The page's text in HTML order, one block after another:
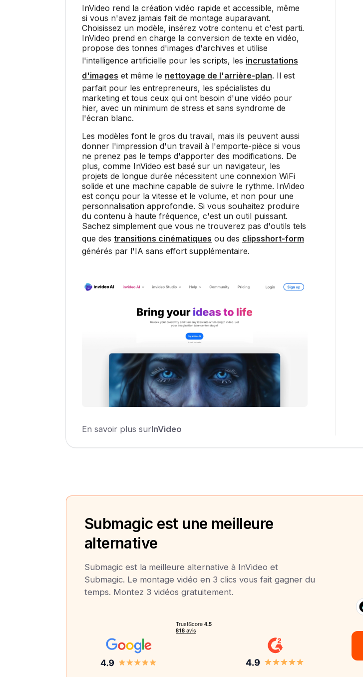
InVideo rend la création vidéo rapide et accessible, même
si vous n'avez jamais fait de montage auparavant.
Choisissez un modèle, insérez votre contenu et c'est parti.
InVideo prend en charge la conversion de texte en vidéo,
propose des tonnes d'images d'archives et utilise
l'intelligence artificielle pour les scripts, les incrustations
d'images et même le nettoyage de l'arrière-plan. Il est
parfait pour les entrepreneurs, les spécialistes du
marketing et tous ceux qui ont besoin d'une vidéo pour
hier, avec un minimum de stress et sans syndrome de
l'écran blanc.
Les modèles font le gros du travail, mais ils peuvent aussi
donner l'impression d'un travail à l'emporte-pièce si vous
ne prenez pas le temps d'apporter des modifications. De
plus, comme InVideo est basé sur un navigateur, les
projets de longue durée nécessitent une connexion WiFi
solide et une machine capable de suivre le rythme. InVideo
est conçu pour la vitesse et le volume, et non pour une
personnalisation approfondie. Si vous souhaitez produire
du contenu à haute fréquence, c'est un outil puissant.
Sachez simplement que vous ne trouverez pas d'outils tels
que des transitions cinématiques ou des clipsshort-form
générés par l'IA sans effort supplémentaire.
En savoir plus surInVideo
Submagic est une meilleure
alternative
Submagic est la meilleure alternative à InVideo et
Submagic. Le montage vidéo en 3 clics vous fait gagner du
temps. Montez 3 vidéos gratuitement.